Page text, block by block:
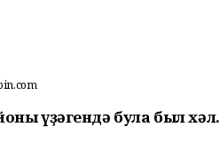
үҙәгендә була был хәл.